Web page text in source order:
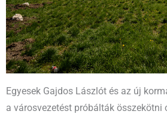
Egyesek Gajdos Lászlót és az új
a városvezetést próbálták összekötni